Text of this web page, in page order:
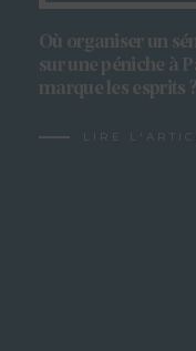
Où organiser un
sur une péniche à
marque les esprits ?
LIRE